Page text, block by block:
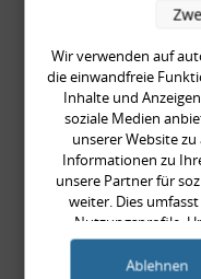
Wir verwenden auf
die einwandfreie
Inhalte und
soziale Medien
unserer Website
Informationen zu
unsere Partner für
weiter. Dies
Nutzungsprofile.
Products) führen
weiteren DatenAblehnen